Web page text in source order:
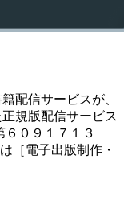
配信サービスが、
規版配信サービス
６０９１７１３
［電子出版制作・